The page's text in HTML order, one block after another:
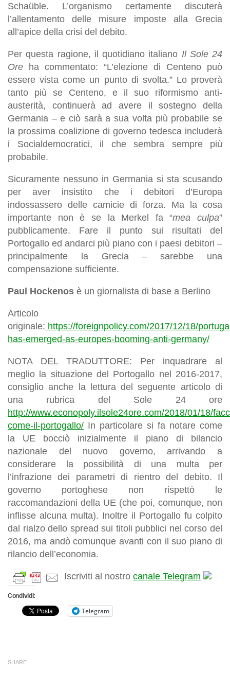
Schaüble. L’organismo certamente discuterà
l’allentamento delle misure imposte alla Grecia
all’apice della crisi del debito.
Per questa ragione, il quotidiano italiano Il Sole 24
Ore ha commentato: “L’elezione di Centeno può
essere vista come un punto di svolta.” Lo proverà
tanto più se Centeno, e il suo riformismo anti-
austerità, continuerà ad avere il sostegno della
Germania – e ciò sarà a sua volta più probabile se
la prossima coalizione di governo tedesca includerà
i Socialdemocratici, il che sembra sempre più
probabile.
Sicuramente nessuno in Germania si sta scusando
per aver insistito che i debitori d’Europa
indossassero delle camicie di forza. Ma la cosa
importante non è se la Merkel fa “mea culpa”
pubblicamente. Fare il punto sui risultati del
Portogallo ed andarci più piano con i paesi debitori –
principalmente la Grecia – sarebbe una
compensazione sufficiente.
Paul Hockenos è un giornalista di base a Berlino
Articolo
originale: https://foreignpolicy.com/2017/12/18/
has-emerged-as-europes-booming-anti-germany/
NOTA DEL TRADUTTORE: Per inquadrare al
meglio la situazione del Portogallo nel 2016-2017,
consiglio anche la lettura del seguente articolo di
una rubrica del Sole 24 ore
http://www.econopoly.ilsole24ore.com/2018/01/18/
come-il-portogallo/ In particolare si fa notare come
la UE bocciò inizialmente il piano di bilancio
nazionale del nuovo governo, arrivando a
considerare la possibilità di una multa per
l’infrazione dei parametri di rientro del debito. Il
governo portoghese non rispettò le
raccomandazioni della UE (che poi, comunque, non
inflisse alcuna multa). Inoltre il Portogallo fu colpito
dal rialzo dello spread sui titoli pubblici nel corso del
2016, ma andò comunque avanti con il suo piano di
rilancio dell’economia.
Iscriviti al nostro canale Telegram
Condividi:
Telegram
SHARE